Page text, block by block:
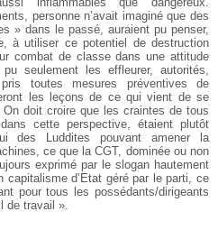
personne n’avait imaginé que des
» dans le passé, auraient pu penser,
à utiliser ce potentiel de destruction
combat de classe dans une attitude
seulement les effleurer, autorités,
toutes mesures préventives de
les leçons de ce qui vient de se
doit croire que les craintes de tous
cette perspective, étaient plutôt
des Luddites pouvant amener la
ce que la CGT, dominée ou non
exprimé par le slogan hautement
capitalisme d’Etat géré par le parti, ce
pour tous les possédants/dirigeants
de travail ».